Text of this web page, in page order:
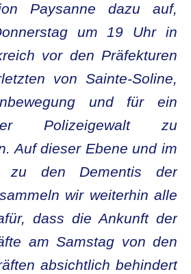
Paysanne dazu auf,
um 19 Uhr in
vor den Präfekturen
von Sainte-Soline,
und für ein
Polizeigewalt zu
Auf dieser Ebene und im
zu den Dementis der
wir weiterhin alle
dass die Ankunft der
am Samstag von den
absichtlich behindert